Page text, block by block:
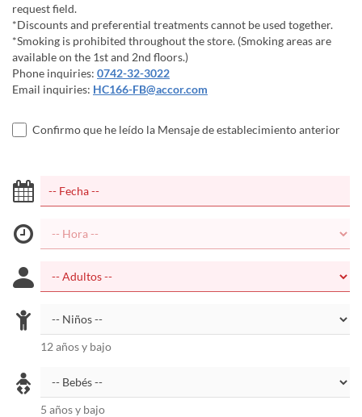
request field.
*Discounts and preferential treatments cannot be used together.
*Smoking is prohibited throughout the store. (Smoking areas are
available on the 1st and 2nd floors.)
Phone inquiries: 0742-32-3022
Email inquiries: HC166-FB@accor.com
Confirmo que he leído la Mensaje de establecimiento anterior
12 años y bajo
5 años y bajo